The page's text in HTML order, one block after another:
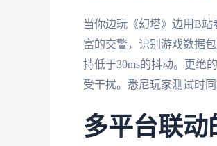
当你边玩《幻塔》边用B
富的交警，识别游戏数据
持低于30ms的抖动。更绝
受干扰。悉尼玩家测试时
多平台联动